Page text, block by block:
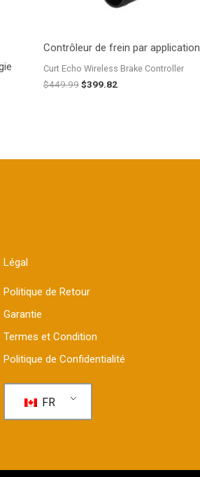
Contrôleur de frein par
Curt Echo Wireless Brake Controller
$449.99$399.82
Légal
Politique de Retour
Garantie
Termes et Condition
Politique de Confidentialité
FR